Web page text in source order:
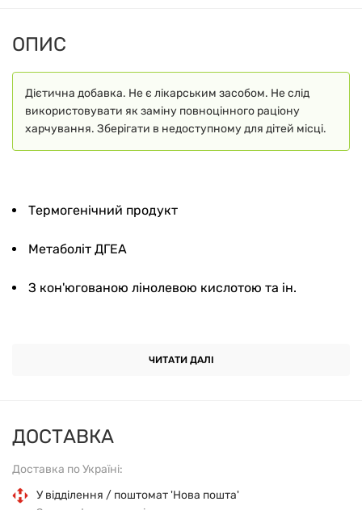
ДОСТАВКА
Доставка по Україні:
У відділення / поштомат 'Нова пошта'
ОПИС
Дієтична добавка. Не є лікарським засобом. Не слід
використовувати як заміну повноцінного раціону
харчування. Зберігати в недоступному для дітей місці.
Термогенічний продукт
Метаболіт ДГЕА
З кон'югованою лінолевою кислотою та ін.
Підтримує загальний стан здоров'я
Відповідність стандарту якості GMP
7-кето-ДГЕА - це природний метаболіт
ЧИТАТИ ДАЛІ